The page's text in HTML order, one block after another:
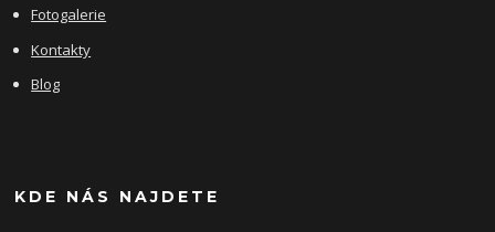
Fotogalerie
Kontakty
Blog
KDE NÁS NAJDETE